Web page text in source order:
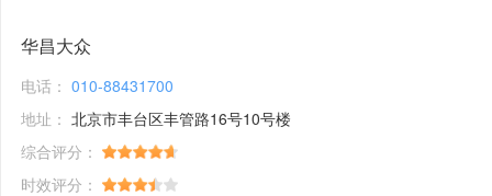
华昌大众
电话： 010-88431700
地址： 北京市丰台区丰管路16号10号楼
综合评分：
时效评分：